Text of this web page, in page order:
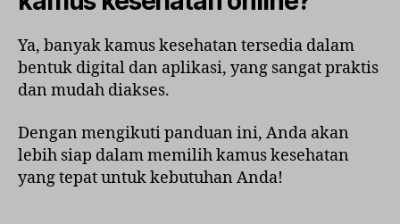
Ya, banyak kamus kesehatan tersedia dalam
bentuk digital dan aplikasi, yang sangat praktis
dan mudah diakses.
Dengan mengikuti panduan ini, Anda akan
lebih siap dalam memilih kamus kesehatan
yang tepat untuk kebutuhan Anda!